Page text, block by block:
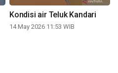
Kondisi air Teluk Kandari
14 May 2026 11:53 WIB